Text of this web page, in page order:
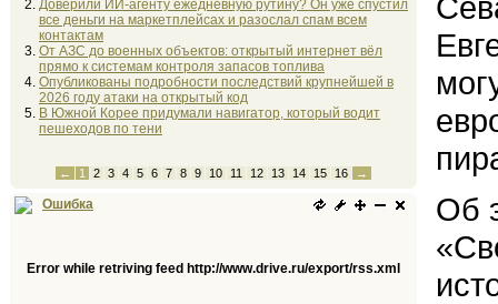
Доверили ИИ-агенту ежедневную рутину? Он уже спустил
все деньги на маркетплейсах и разослал спам всем
контактам
От АЗС до военных объектов: открытый интернет вёл
прямо к системам контроля запасов топлива
Опубликованы подробности последствий крупнейшей в
2026 году атаки на открытый код
В Южной Корее придумали навигатор, который водит
пешеходов по тени
← 1 2 3 4 5 6 7 8 9 10 11 12 13 14 15 16 →
Ошибка
Error while retriving feed http://www.drive.ru/export/rss.xml
Об